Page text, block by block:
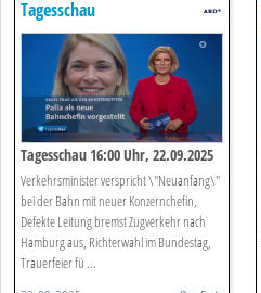
Tagesschau
Tagesschau 16:00 Uhr, 22.09.2025
Verkehrsminister verspricht \"Neuanfang\"
bei der Bahn mit neuer Konzernchefin,
Defekte Leitung bremst Zugverkehr nach
Hamburg aus, Richterwahl im Bundestag,
Trauerfeier fü ...